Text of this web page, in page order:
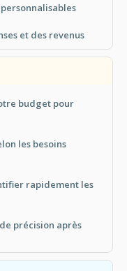
et des revenus
budget pour
les besoins
rapidement les
précision après